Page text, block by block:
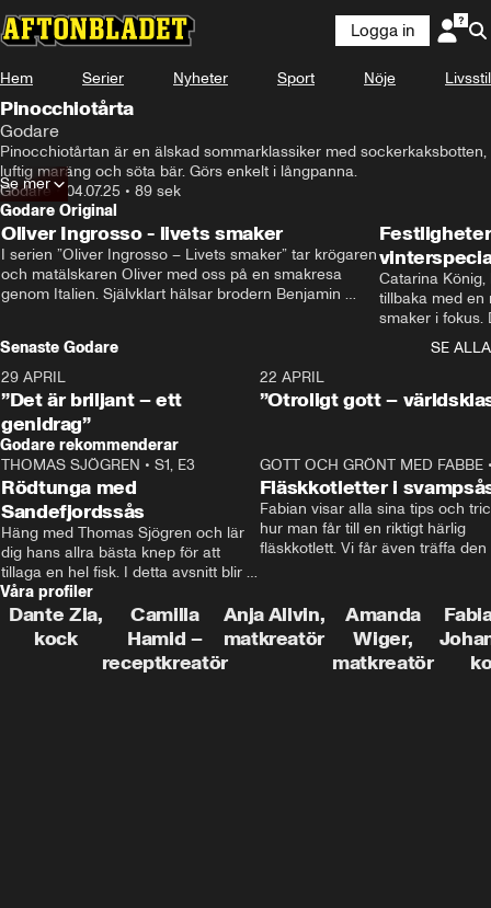
Logga in
Hem Serier Nyheter Sport Nöje Livsstil
Pinocchiotårta
Godare
Pinocchiotårtan är en älskad sommarklassiker med sockerkaksbotten,
luftig maräng och söta bär. Görs enkelt i långpanna.
Godare • 04.07.25 • 89 sek
Se mer
Godare Original
Oliver Ingrosso - livets smaker
I serien ”Oliver Ingrosso – Livets smaker” tar krögaren
och matälskaren Oliver med oss på en smakresa
genom Italien. Självklart hälsar brodern Benjamin
Catarina
tillbaka med en
smaker i fokus.
julfavoriter
Senaste Godare
SE ALLA
29 APRIL
”Det är briljant – ett
genidrag”
22 APRIL
”Otroligt gott –
Godare rekommenderar
THOMAS SJÖGREN • S1, E3
Rödtunga med
Sandefjordssås
Häng med Thomas Sjögren och lär
dig hans allra bästa knep för att
tillaga en hel fisk. I detta avsnitt blir
de helstekt rödtunga med
sandefjordssås och en magisk sallad
på pepparrot och äpple.
GOTT OCH GRÖNT MED FABBE
Fläskkotletter i
Fabian visar alla sina tips och
hur man får till en riktigt härlig
fläskkotlett. Vi får även träffa den
grisbonde på Gotland.
Våra profiler
Dante Zia,
kock
Camilla
Hamid –
receptkreatör
Anja Allvin,
matkreatör
Amanda
Wiger,
matkreatör